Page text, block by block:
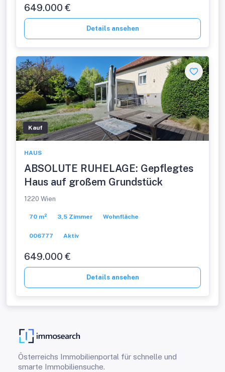
649.000 €
Details ansehen
Kauf
HAUS
ABSOLUTE RUHELAGE: Gepflegtes
Haus auf großem Grundstück
1220 Wien
70 m² 3,5 Zimmer Wohnfläche
006777 Aktiv
649.000 €
Details ansehen
Österreichs Immobilienportal für schnelle und
smarte Immobiliensuche.